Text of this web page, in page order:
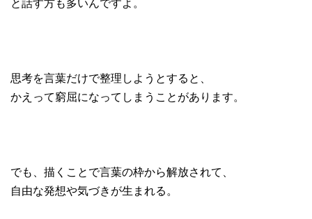
思考を言葉だけで整理しようとすると、
かえって窮屈になってしまうことがあります。
でも、描くことで言葉の枠から解放されて、
自由な発想や気づきが生まれる。